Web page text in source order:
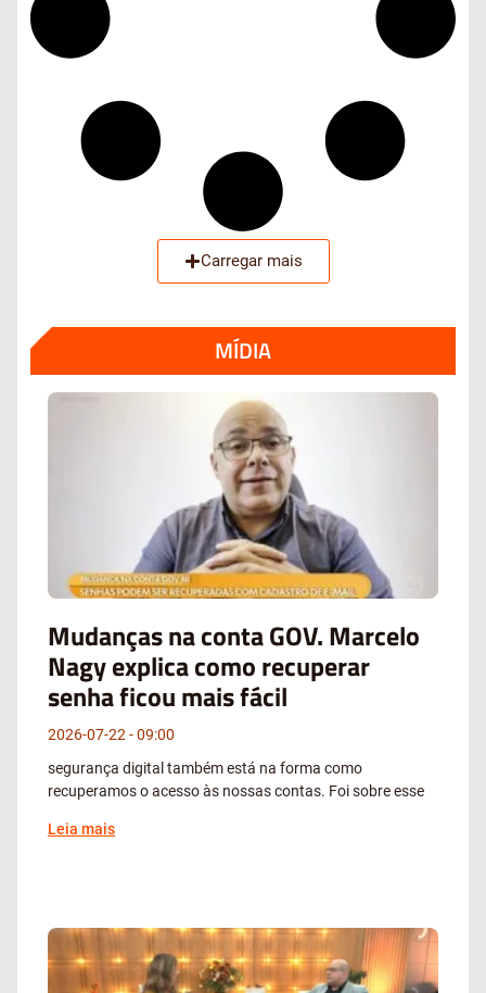
Carregar mais
MÍDIA
Mudanças na conta GOV. Marcelo
Nagy explica como recuperar
senha ficou mais fácil
2026-07-22
09:00
segurança digital também está na forma como
recuperamos o acesso às nossas contas. Foi sobre esse
Leia mais